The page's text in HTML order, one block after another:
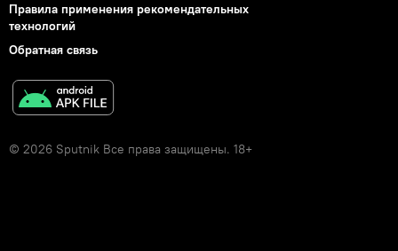
Правила применения рекомендательных
технологий
Обратная связь
© 2026 Sputnik Все права защищены. 18+